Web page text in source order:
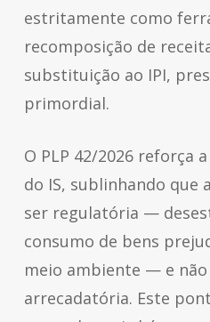
estritamente como
recomposição de
substituição ao IPI,
primordial.
O PLP 42/2026 reforça
do IS, sublinhando que
ser regulatória —
consumo de bens
meio ambiente — e
arrecadatória. Este